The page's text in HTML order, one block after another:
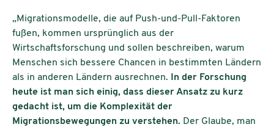
„Migrationsmodelle, die auf Push-und-Pull-Faktoren
fußen, kommen ursprünglich aus der
Wirtschaftsforschung und sollen beschreiben, warum
Menschen sich bessere Chancen in bestimmten Ländern
als in anderen Ländern ausrechnen.
In der Forschung
heute ist man sich einig, dass dieser Ansatz zu kurz
gedacht ist, um die Komplexität der
Migrationsbewegungen zu verstehen. Der Glaube, man